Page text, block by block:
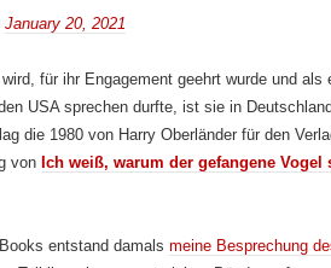
January 20, 2021
für ihr Engagement geehrt wurde und als
USA sprechen durfte, ist sie in
die 1980 von Harry Oberländer für den
von Ich weiß, warum der gefangene Vogel
entstand damals meine Besprechung